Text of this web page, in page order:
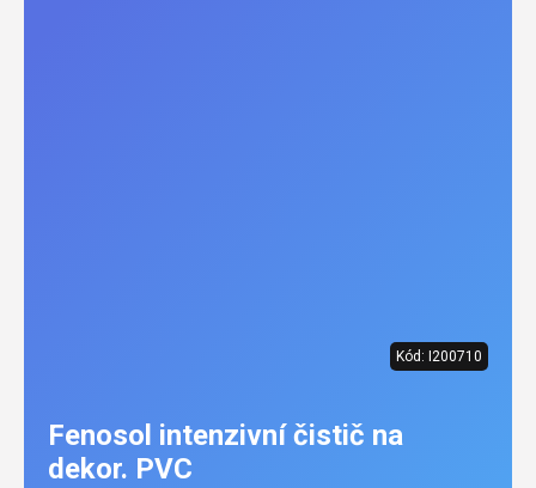
Kód: I200710
Fenosol intenzivní čistič na
dekor. PVC